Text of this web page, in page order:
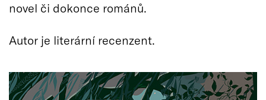
novel či dokonce románů.
Autor je literární recenzent.